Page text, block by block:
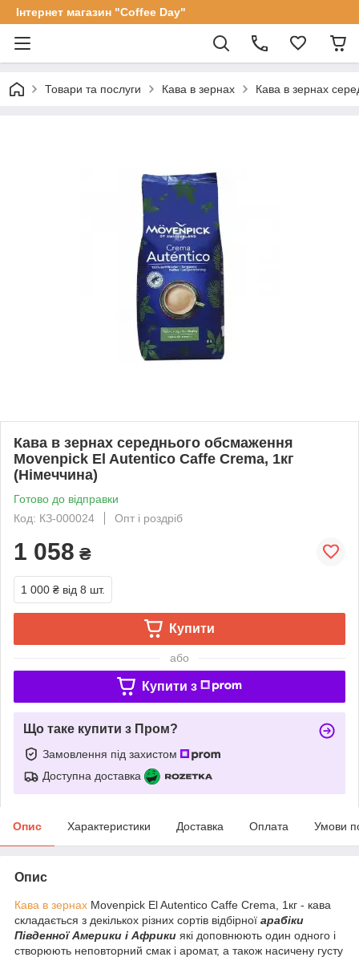
Інтернет магазин "Coffee Day"
Товари та послуги Кава в зернах Кава в зернах
Кава в зернах середнього обсмаження
Movenpick El Autentico Caffe Crema, 1кг
(Німеччина)
Готово до відправки
Код: КЗ-000024
Опт і роздріб
1 058 ₴
1 000 ₴ від 8 шт.
Купити
або
Купити з
Що таке купити з Пром?
Замовлення під захистом
Доступна доставка
Опис Характеристики Доставка Оплата Умови
Опис
Кава в зернах Movenpick El Autentico Caffe Crema, 1кг - кава
складається з декількох різних сортів відбірної арабіки
Південної Америки і Африки які доповнюють один одного і
створюють неповторний смак і аромат, а також насичену густу